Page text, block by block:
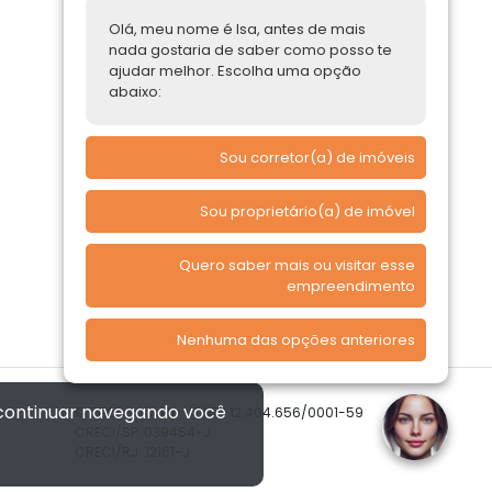
Olá, meu nome é Isa, antes de mais
nada gostaria de saber como posso te
ajudar melhor. Escolha uma opção
abaixo:
Sou corretor(a) de imóveis
Sou proprietário(a) de imóvel
Quero saber mais ou visitar esse
empreendimento
Nenhuma das opções anteriores
Comprar ou alugar
Quero Comprar
© 2026 Imóvelp • CNPJ 12.404.656/0001-59
navegando você